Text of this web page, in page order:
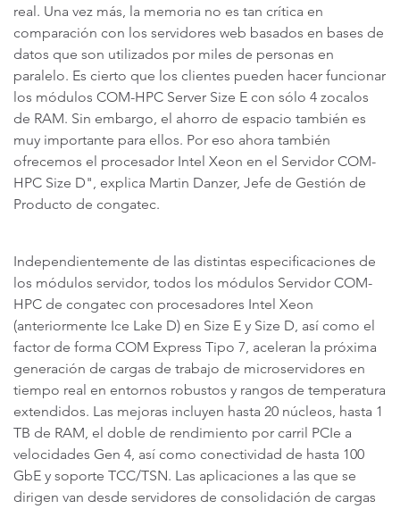
real. Una vez más, la memoria no es tan crítica en
comparación con los servidores web basados en bases de
datos que son utilizados por miles de personas en
paralelo. Es cierto que los clientes pueden hacer funcionar
los módulos COM-HPC Server Size E con sólo 4 zocalos
de RAM. Sin embargo, el ahorro de espacio también es
muy importante para ellos. Por eso ahora también
ofrecemos el procesador Intel Xeon en el Servidor COM-
HPC Size D", explica Martin Danzer, Jefe de Gestión de
Producto de congatec.
Independientemente de las distintas especificaciones de
los módulos servidor, todos los módulos Servidor COM-
HPC de congatec con procesadores Intel Xeon
(anteriormente Ice Lake D) en Size E y Size D, así como el
factor de forma COM Express Tipo 7, aceleran la próxima
generación de cargas de trabajo de microservidores en
tiempo real en entornos robustos y rangos de temperatura
extendidos. Las mejoras incluyen hasta 20 núcleos, hasta 1
TB de RAM, el doble de rendimiento por carril PCIe a
velocidades Gen 4, así como conectividad de hasta 100
GbE y soporte TCC/TSN. Las aplicaciones a las que se
dirigen van desde servidores de consolidación de cargas